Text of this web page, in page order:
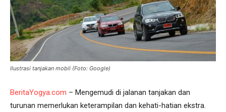
Ilustrasi tanjakan mobil (Foto: Google)
BeritaYogya.com – Mengemudi di jalanan tanjakan dan
turunan memerlukan keterampilan dan kehati-hatian ekstra.